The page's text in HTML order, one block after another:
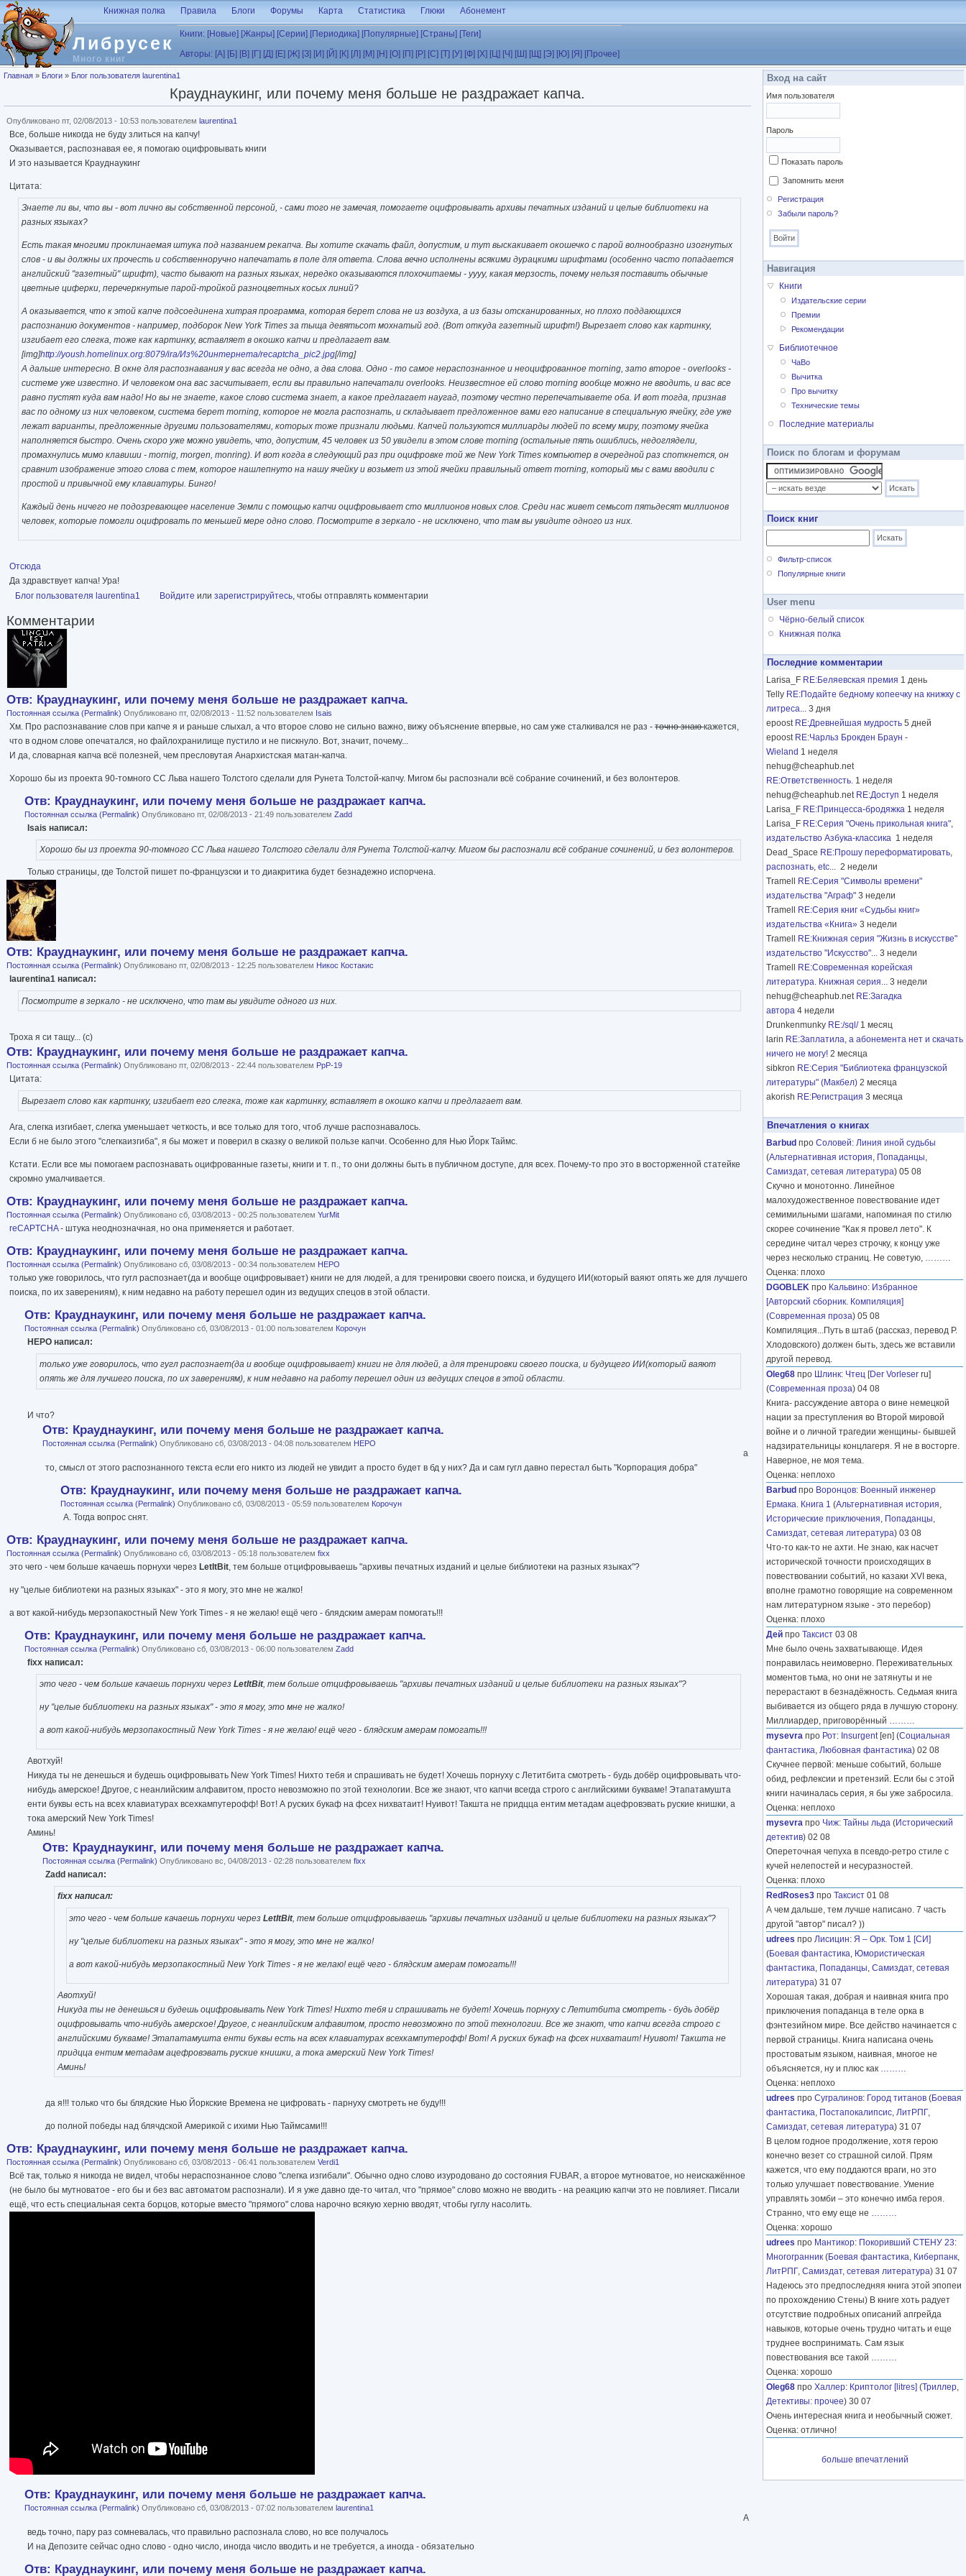
Перейти к основному содержанию
Либрусек
Много книг
Книжная полка Правила Блоги Форумы Карта Статистика Глюки Абонемент
Книги: [Новые] [Жанры] [Серии] [Периодика] [Популярные] [Страны] [Теги]
Авторы: [А] [Б] [В] [Г] [Д] [Е] [Ж] [З] [И] [Й] [К] [Л] [М] [Н] [О] [П] [Р] [С] [Т] [У] [Ф] [Х] [Ц] [Ч] [Ш] [Щ] [Э] [Ю] [Я] [Прочее]
Вы здесь
Главная » Блоги » Блог пользователя laurentina1
Крауднаукинг, или почему меня больше не раздражает капча.
Опубликовано пт, 02/08/2013 - 10:53 пользователем laurentina1
Все, больше никогда не буду злиться на капчу!
Оказывается, распознавая ее, я помогаю оцифровывать книги
И это называется Крауднаукинг
Цитата:
Знаете ли вы, что вы - вот лично вы собственной персоной, - сами того не замечая, помогаете оцифровывать архивы печатных изданий и целые библиотеки на
разных языках?
Есть такая многими проклинаемая штука под названием рекапча. Вы хотите скачать файл, допустим, и тут выскакивает окошечко с парой волнообразно изогнутых
слов - и вы должны их прочесть и собственноручно напечатать в поле для ответа. Слова вечно исполнены всякими дурацкими шрифтами (особенно часто попадается
английский "газетный" шрифт), часто бывают на разных языках, нередко оказываются плохочитаемы - уууу, какая мерзость, почему нельзя поставить обычные
цветные циферки, перечеркнутые парой-тройкой разноцветных косых линий?
А оказывается, что к этой капче подсоединена хитрая программа, которая берет слова не из воздуха, а из базы отсканированных, но плохо поддающихся
распознанию документов - например, подборок New York Times за тыща девятьсот мохнатый год. (Вот откуда газетный шрифт!) Вырезает слово как картинку,
изгибает его слегка, тоже как картинку, вставляет в окошко капчи и предлагает вам.
[img]http://yoush.homelinux.org:8079/ira/Из%20интернета/recaptcha_pic2.jpg[/img]
А дальше интересно. В окне для распознавания у вас всегда не одно, а два слова. Одно - то самое нераспознанное и неоцифрованное morning, зато второе - overlooks -
системе уже известно. И человеком она вас засчитывает, если вы правильно напечатали overlooks. Неизвестное ей слово morning вообще можно не вводить, и вас все
равно пустят куда вам надо! Но вы не знаете, какое слово система знает, а какое предлагает наугад, поэтому честно перепечатываете оба. И вот тогда, признав
вас по одному из них человеком, система берет morning, которое не могла распознать, и складывает предложенное вами его написание в специальную ячейку, где уже
лежат варианты, предложенные другими пользователями, которых тоже признали людьми. Капчей пользуются миллиарды людей по всему миру, поэтому ячейка
наполняется быстро. Очень скоро уже можно увидеть, что, допустим, 45 человек из 50 увидели в этом слове morning (остальные пять ошиблись, недоглядели,
промахнулись мимо клавиши - mornig, morgen, monring). И вот когда в следующий раз при оцифровке той же New York Times компьютер в очередной раз споткнется, он
сравнит изображение этого слова с тем, которое нашлепнуто на нашу ячейку и возьмет из этой ячейки правильный ответ morning, который мы с вами вводили с
простой и привычной ему клавиатуры. Бинго!
Каждый день ничего не подозревающее население Земли с помощью капчи оцифровывает сто миллионов новых слов. Среди нас живет семьсот пятьдесят миллионов
человек, которые помогли оцифровать по меньшей мере одно слово. Посмотрите в зеркало - не исключено, что там вы увидите одного из них.
Отсюда
Да здравствует капча! Ура!
Блог пользователя laurentina1
Войдите или зарегистрируйтесь, чтобы отправлять комментарии
Комментарии
Отв: Крауднаукинг, или почему меня больше не раздражает капча.
Постоянная ссылка (Permalink) Опубликовано пт, 02/08/2013 - 11:52 пользователем Isais
Хм. Про распознавание слов при капче я и раньше слыхал, а что второе слово не сильно важно, вижу объяснение впервые, но сам уже сталкивался не раз - точно знаюкажется,
что в одном слове опечатался, но файлохранилище пустило и не пискнуло. Вот, значит, почему...
И да, словарная капча всё полезней, чем пресловутая Анархистская матан-капча.
Хорошо бы из проекта 90-томного СС Льва нашего Толстого сделали для Рунета Толстой-капчу. Мигом бы распознали всё собрание сочинений, и без волонтеров.
Отв: Крауднаукинг, или почему меня больше не раздражает капча.
Постоянная ссылка (Permalink) Опубликовано пт, 02/08/2013 - 21:49 пользователем Zadd
Isais написал:
Хорошо бы из проекта 90-томного СС Льва нашего Толстого сделали для Рунета Толстой-капчу. Мигом бы распознали всё собрание сочинений, и без волонтеров.
Только страницы, где Толстой пишет по-французски и то диакритика будет безнадежно испорчена.
Отв: Крауднаукинг, или почему меня больше не раздражает капча.
Постоянная ссылка (Permalink) Опубликовано пт, 02/08/2013 - 12:25 пользователем Никос Костакис
laurentina1 написал:
Посмотрите в зеркало - не исключено, что там вы увидите одного из них.
Троха я си тащу... (с)
Отв: Крауднаукинг, или почему меня больше не раздражает капча.
Постоянная ссылка (Permalink) Опубликовано пт, 02/08/2013 - 22:44 пользователем PpP-19
Цитата:
Вырезает слово как картинку, изгибает его слегка, тоже как картинку, вставляет в окошко капчи и предлагает вам.
Ага, слегка изгибает, слегка уменьшает четкость, и все только для того, чтоб лучше распознавалось.
Если б не было этого "слегкаизгиба", я бы может и поверил в сказку о великой пользе капчи. Особенно для Нью Йорк Таймс.
Кстати. Если все мы помогаем распознавать оцифрованные газеты, книги и т. п., то они должны быть в публичном доступе, для всех. Почему-то про это в восторженной статейке
скромно умалчивается.
Отв: Крауднаукинг, или почему меня больше не раздражает капча.
Постоянная ссылка (Permalink) Опубликовано сб, 03/08/2013 - 00:25 пользователем YurMit
reCAPTCHA- штука неоднозначная, но она применяется и работает.
Отв: Крауднаукинг, или почему меня больше не раздражает капча.
Постоянная ссылка (Permalink) Опубликовано сб, 03/08/2013 - 00:34 пользователем HEPO
только уже говорилось, что гугл распознает(да и вообще оцифровывает) книги не для людей, а для тренировки своего поиска, и будущего ИИ(который ваяют опять же для лучшего
поиска, по их заверениям), к ним недавно на работу перешел один из ведущих спецов в этой области.
Отв: Крауднаукинг, или почему меня больше не раздражает капча.
Постоянная ссылка (Permalink) Опубликовано сб, 03/08/2013 - 01:00 пользователем Корочун
HEPO написал:
только уже говорилось, что гугл распознает(да и вообще оцифровывает) книги не для людей, а для тренировки своего поиска, и будущего ИИ(который ваяют
опять же для лучшего поиска, по их заверениям), к ним недавно на работу перешел один из ведущих спецов в этой области.
И что?
Отв: Крауднаукинг, или почему меня больше не раздражает капча.
Постоянная ссылка (Permalink) Опубликовано сб, 03/08/2013 - 04:08 пользователем HEPO
а
то, смысл от этого распознанного текста если его никто из людей не увидит а просто будет в бд у них? Да и сам гугл давно перестал быть "Корпорация добра"
Отв: Крауднаукинг, или почему меня больше не раздражает капча.
Постоянная ссылка (Permalink) Опубликовано сб, 03/08/2013 - 05:59 пользователем Корочун
А. Тогда вопрос снят.
Отв: Крауднаукинг, или почему меня больше не раздражает капча.
Постоянная ссылка (Permalink) Опубликовано сб, 03/08/2013 - 05:18 пользователем fixх
это чего - чем больше качаешь порнухи через LetItBit , тем больше отцифровываешь "архивы печатных изданий и целые библиотеки на разных языках"?
ну "целые библиотеки на разных языках" - это я могу, это мне не жалко!
а вот какой-нибудь мерзопакостный New York Times - я не желаю! ещё чего - блядским амерам помогать!!!
Отв: Крауднаукинг, или почему меня больше не раздражает капча.
Постоянная ссылка (Permalink) Опубликовано сб, 03/08/2013 - 06:00 пользователем Zadd
fixx написал:
это чего - чем больше качаешь порнухи через LetItBit, тем больше отцифровываешь "архивы печатных изданий и целые библиотеки на разных языках"?
ну "целые библиотеки на разных языках" - это я могу, это мне не жалко!
а вот какой-нибудь мерзопакостный New York Times - я не желаю! ещё чего - блядским амерам помогать!!!
Авотхуй!
Никуда ты не денешься и будешь оцифровывать New York Times! Нихто тебя и спрашивать не будет! Хочешь порнуху с Летитбита смотреть - будь добёр оцифровывать что-
нибудь амерское! Другое, с неанлийским алфавитом, просто невозможно по этой технологии. Все же знают, что капчи всегда строго с английскими букваме! Этапатамушта
енти буквы есть на всех клавиатурах всехкампутерофф! Вот! А руских букаф на фсех нихватаит! Нуивот! Такшта не придцца ентим метадам ацефровэвать руские книшки, а
тока амерский New York Times!
Аминь!
Отв: Крауднаукинг, или почему меня больше не раздражает капча.
Постоянная ссылка (Permalink) Опубликовано вс, 04/08/2013 - 02:28 пользователем fixх
Zadd написал:
fixx написал:
это чего - чем больше качаешь порнухи черезLetItBit, тем больше отцифровываешь "архивы печатных изданий и целые библиотеки на разных языках"?
ну "целые библиотеки на разных языках" - это я могу, это мне не жалко!
а вот какой-нибудь мерзопакостный New York Times - я не желаю! ещё чего - блядским амерам помогать!!!
Авотхуй!
Никуда ты не денешься и будешь оцифровывать New York Times! Нихто тебя и спрашивать не будет! Хочешь порнуху с Летитбита смотреть - будь добёр
оцифровывать что-нибудь амерское! Другое, с неанлийским алфавитом, просто невозможно по этой технологии. Все же знают, что капчи всегда строго с
английскими букваме! Этапатамушта енти буквы есть на всех клавиатурах всехкампутерофф! Вот! А руских букаф на фсех нихватаит! Нуивот! Такшта не
придцца ентим метадам ацефровэвать руские книшки, а тока амерский New York Times!
Аминь!
да я!!! только что бы блядские Нью Йоркские Времена не цифровать - парнуху смотреть не буду!!!
до полной победы над блячдской Америкой с ихими Нью Таймсами!!!
Отв: Крауднаукинг, или почему меня больше не раздражает капча.
Постоянная ссылка (Permalink) Опубликовано сб, 03/08/2013 - 06:41 пользователем Verdi1
Всё так, только я никогда не видел, чтобы нераспознанное слово "слегка изгибали". Обычно одно слово изуродовано до состояния FUBAR, а второе мутноватое, но неискажённое
(не было бы мутноватое - его бы и без вас автоматом распознали). И я уже давно где-то читал, что "прямое" слово можно не вводить - на реакцию капчи это не повлияет. Писали
ещё, что есть специальная секта борцов, которые вместо "прямого" слова нарочно всякую херню вводят, чтобы гуглу насолить.
Отв: Крауднаукинг, или почему меня больше не раздражает капча.
Постоянная ссылка (Permalink) Опубликовано сб, 03/08/2013 - 07:02 пользователем laurentina1
А
ведь точно, пару раз сомневалась, что правильно распознала слово, но все получалось
И на Депозите сейчас одно слово - одно число, иногда число вводить и не требуется, а иногда - обязательно
Отв: Крауднаукинг, или почему меня больше не раздражает капча.
Вход на сайт
Имя пользователя
Пароль
Показать пароль
Запомнить меня
Регистрация
Забыли пароль?
Навигация
Книги
Издательские серии
Премии
Рекомендации
Библиотечное
ЧаВо
Вычитка
Про вычитку
Технические темы
Последние материалы
Поиск по блогам и форумам
Поиск книг
Фильтр-список
Популярные книги
User menu
Чёрно-белый список
Книжная полка
Последние комментарии
Larisa_F RE:Беляевская премия 1 день
Telly RE:Подайте бедному копеечку на книжку с
литреса... 3 дня
epoost RE:Древнейшая мудрость 5 дней
epoost RE:Чарльз Брокден Браун -
Wieland 1 неделя
nehug@cheaphub.net
RE:Ответственность. 1 неделя
nehug@cheaphub.net RE:Доступ 1 неделя
Larisa_F RE:Принцесса-бродяжка 1 неделя
Larisa_F RE:Серия "Очень прикольная книга",
издательство Азбука-классика 1 неделя
Dead_Space RE:Прошу переформатировать,
распознать, etc... 2 недели
Tramell
RE:Серия "Символы времени"
издательства "Аграф" 3 недели
Tramell
RE:Серия книг «Судьбы книг»
издательства «Книга» 3 недели
Tramell
RE:Книжная серия "Жизнь в искусстве"
издательство "Искусство"... 3 недели
Tramell
RE:Современная корейская
литература. Книжная серия... 3 недели
nehug@cheaphub.net RE:Загадка
автора 4 недели
Drunkenmunky RE:/sql/ 1 месяц
larin RE:Заплатила, а абонемента нет и скачать
ничего не могу! 2 месяца
sibkron RE:Серия "Библиотека французской
литературы" (Макбел) 2 месяца
akorish RE:Регистрация 3 месяца
Впечатления о книгах
Barbud про Соловей: Линия иной судьбы
(Альтернативная история, Попаданцы,
Самиздат, сетевая литература) 05 08
Скучно и монотонно. Линейное
малохудожественное повествование идет
семимильными шагами, напоминая по стилю
скорее сочинение "Как я провел лето". К
середине читал через строчку, к концу уже
через несколько страниц. Не советую, ………
Оценка: плохо
DGOBLEK про Кальвино: Избранное
[Авторский сборник. Компиляция]
(Современная проза) 05 08
Компиляция...Путь в штаб (рассказ, перевод Р.
Хлодовского) должен быть, здесь же вставили
другой перевод.
Oleg68 про Шлинк: Чтец [Der Vorleser ru]
(Современная проза) 04 08
Книга- рассуждение автора о вине немецкой
нации за преступления во Второй мировой
войне и о личной трагедии женщины- бывшей
надзирательницы концлагеря. Я не в восторге.
Наверное, не моя тема.
Оценка: неплохо
Barbud про Воронцов: Военный инженер
Ермака. Книга 1 (Альтернативная история,
Исторические приключения, Попаданцы,
Самиздат, сетевая литература) 03 08
Что-то как-то не ахти. Не знаю, как насчет
исторической точности происходящих в
повествовании событий, но казаки XVI века,
вполне грамотно говорящие на современном
нам литературном языке - это перебор)
Оценка: плохо
Дей про Таксист 03 08
Мне было очень захватывающе. Идея
понравилась неимоверно. Переживательных
моментов тьма, но они не затянуты и не
перерастают в безнадёжность. Седьмая книга
выбивается из общего ряда в лучшую сторону.
Миллиардер, приговорённый ………
mysevra про Рот: Insurgent[en] (Социальная
фантастика, Любовная фантастика) 02 08
Скучнее первой: меньше событий, больше
обид, рефлексии и претензий. Если бы с этой
книги начиналась серия, я бы уже забросила.
Оценка: неплохо
mysevra про Чиж: Тайны льда (Исторический
детектив) 02 08
Опереточная чепуха в псевдо-ретро стиле с
кучей нелепостей и несуразностей.
Оценка: плохо
RedRoses3 про Таксист 01 08
А чем дальше, тем лучше написано. 7 часть
другой "автор" писал? ))
udrees про Лисицин: Я – Орк. Том 1 [СИ]
(Боевая фантастика, Юмористическая
фантастика, Попаданцы, Самиздат, сетевая
литература) 31 07
Хорошая такая, добрая и наивная книга про
приключения попаданца в теле орка в
фэнтезийном мире. Все действо начинается с
первой страницы. Книга написана очень
простоватым языком, наивная, многое не
объясняется, ну и плюс как ………
Оценка: неплохо
udrees про Сугралинов: Город титанов (Боевая
фантастика, Постапокалипсис, ЛитРПГ,
Самиздат, сетевая литература) 31 07
В целом годное продолжение, хотя герою
конечно везет со страшной силой. Прям
кажется, что ему поддаются враги, но это
только улучшает повествование. Умение
управлять зомби – это конечно имба героя.
Странно, что ему еще не ………
Оценка: хорошо
udrees про Мантикор: Покоривший СТЕНУ 23:
Многогранник (Боевая фантастика, Киберпанк,
ЛитРПГ, Самиздат, сетевая литература) 31 07
Надеюсь это предпоследняя книга этой эпопеи
по прохождению Стены) В книге хоть радует
отсутствие подробных описаний апгрейда
навыков, которые очень трудно читать и еще
труднее воспринимать. Сам язык
повествования все такой ………
Оценка: хорошо
Oleg68 про Халлер: Криптолог [litres] (Триллер,
Детективы: прочее) 30 07
Очень интересная книга и необычный сюжет.
Оценка: отлично!
больше впечатлений